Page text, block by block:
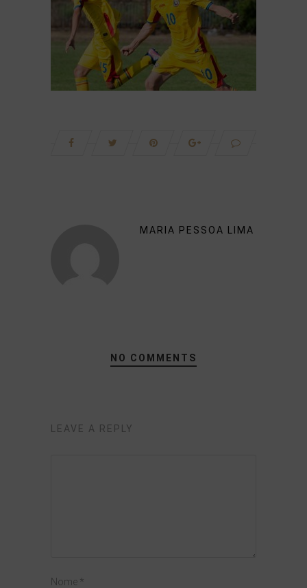
MARIA PESSOA LIMA
NO COMMENTS
LEAVE A REPLY
Nome *